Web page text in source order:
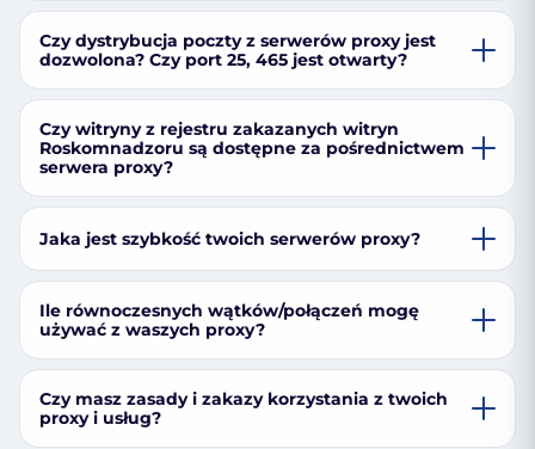
Czy dystrybucja poczty z serwerów proxy jest
dozwolona? Czy port 25, 465 jest otwarty?
Czy witryny z rejestru zakazanych witryn
Roskomnadzoru są dostępne za pośrednictwem
serwera proxy?
Jaka jest szybkość twoich serwerów proxy?
Ile równoczesnych wątków/połączeń mogę
używać z waszych proxy?
Czy masz zasady i zakazy korzystania z twoich
proxy i usług?